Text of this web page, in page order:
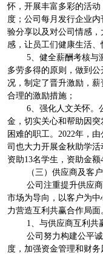
怀，开展丰富多彩的活
度；公司每月发行企业
验分享以及对公司情感
感，让员工们健康生活、
5、健全薪酬考核与
多劳多得的原则，做到
况，制定了晋升激励，
合理的激励措施；
6、强化人文关怀。
金，切实关心和帮助因
困难的职工。2022年，
司也大力开展金秋助学
资助13名学生，资助金额
（三）供应商及客
公司注重提升供应
市场为导向，以客户为
力营造互利共赢合作局面
1、与供应商互利共
公司努力构建公平
度，加强资金管理和财